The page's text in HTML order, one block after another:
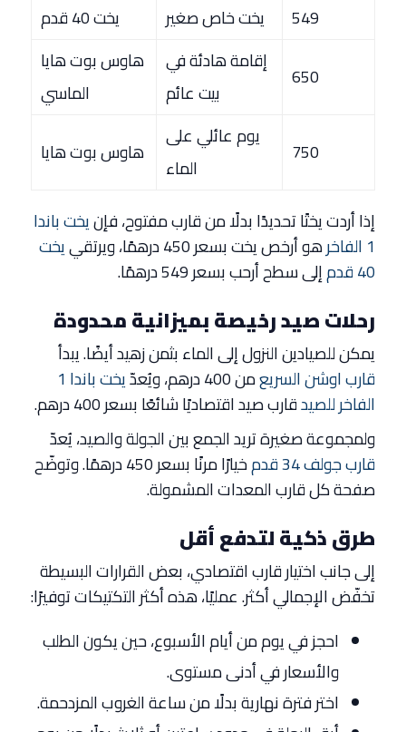
549
يخت خاص صغير
يخت 40 قدم
650
إقامة هادئة في
بيت عائم
هاوس بوت هايا
الماسي
750
يوم عائلي على
الماء
هاوس بوت هايا
إذا أردت يختًا تحديدًا بدلًا من قارب مفتوح، فإنيخت باندا
1 الفاخر
هو أرخص يخت بسعر 450 درهمًا، ويرتقي
يخت
40 قدم
إلى سطح أرحب بسعر 549 درهمًا.
رحلات صيد رخيصة بميزانية محدودة
يمكن للصيادين النزول إلى الماء بثمن زهيد أيضًا. يبدأ
قارب اوشن السريعمن 400 درهم، ويُعدّ
يخت باندا 1
الفاخر للصيدقارب صيد اقتصاديًا شائعًا بسعر 400 درهم.
ولمجموعة صغيرة تريد الجمع بين الجولة والصيد، يُعدّ
قارب جولف 34 قدم
خيارًا مرنًا بسعر 450 درهمًا. وتوضّح
صفحة كل قارب المعدات المشمولة.
طرق ذكية لتدفع أقل
إلى جانب اختيار قارب اقتصادي، بعض القرارات البسيطة
تخفّض الإجمالي أكثر. عمليًا، هذه أكثر التكتيكات توفيرًا:
احجز في يوم من أيام الأسبوع، حين يكون الطلب
والأسعار في أدنى مستوى.
اختر فترة نهارية بدلًا من ساعة الغروب المزدحمة.